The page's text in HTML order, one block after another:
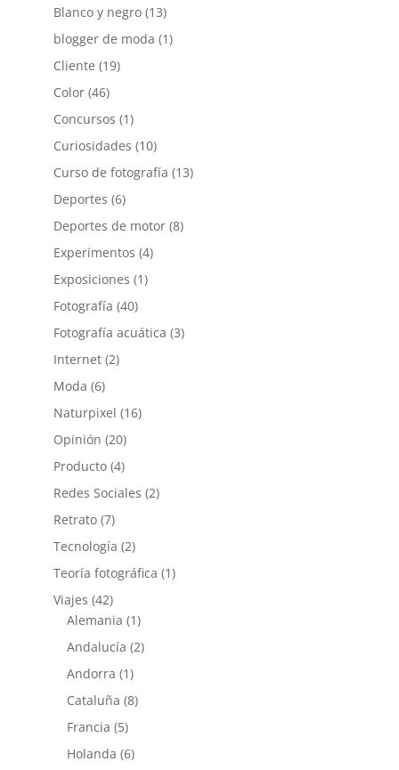
Blanco y negro(13)
blogger de moda (1)
Cliente (19)
Color(46)
Concursos (1)
Curiosidades (10)
Curso de fotografía (13)
Deportes (6)
Deportes de motor(8)
Experimentos (4)
Exposiciones (1)
Fotografía (40)
Fotografía acuática (3)
Internet(2)
Moda (6)
Naturpixel (16)
Opinión (20)
Producto(4)
Redes Sociales (2)
Retrato(7)
Tecnología (2)
Teoría fotográfica (1)
Viajes (42)
Alemania (1)
Andalucía (2)
Andorra (1)
Cataluña (8)
Francia (5)
Holanda (6)